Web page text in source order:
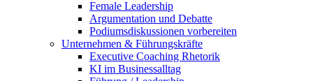
Female Leadership
Argumentation und Debatte
Podiumsdiskussionen vorbereiten
Unternehmen & Führungskräfte
Executive Coaching Rhetorik
KI im Businessalltag